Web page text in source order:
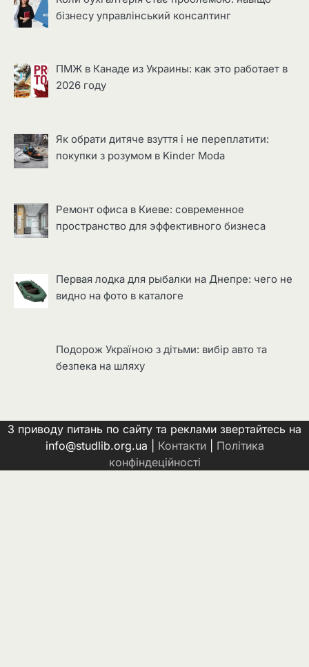
бізнесу управлінський консалтинг
ПМЖ в Канаде из Украины: как это работает в
2026 году
Як обрати дитяче взуття і не переплатити:
покупки з розумом в Kinder Moda
Ремонт офиса в Киеве: современное
пространство для эффективного бизнеса
Первая лодка для рыбалки на Днепре: чего не
видно на фото в каталоге
Подорож Україною з дітьми: вибір авто та
безпека на шляху
З приводу питань по сайту та реклами звертайтесь на
info@studlib.org.ua | Контакти| Політика
конфіндеційності